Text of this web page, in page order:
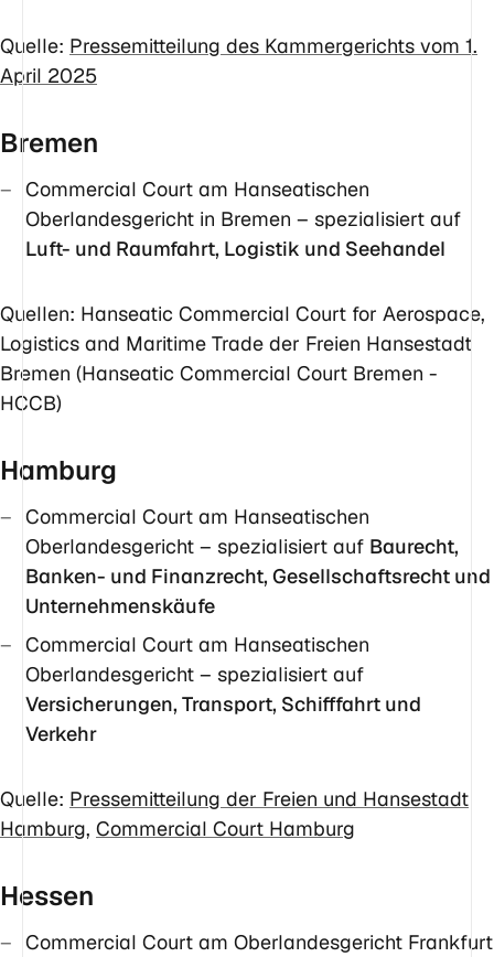
Quelle: Pressemitteilung des Kammergerichts vom 1.
April 2025
Bremen
Commercial Court am Hanseatischen
Oberlandesgericht in Bremen – spezialisiert auf
Luft- und Raumfahrt, Logistik und Seehandel
Quellen: Hanseatic Commercial Court for Aerospace,
Logistics and Maritime Trade der Freien Hansestadt
Bremen (Hanseatic Commercial Court Bremen -
HCCB)
Hamburg
Commercial Court am Hanseatischen
Oberlandesgericht – spezialisiert auf Baurecht,
Banken- und Finanzrecht, Gesellschaftsrecht und
Unternehmenskäufe
Commercial Court am Hanseatischen
Oberlandesgericht – spezialisiert auf
Versicherungen, Transport, Schifffahrt und
Verkehr
Quelle: Pressemitteilung der Freien und Hansestadt
Hamburg, Commercial Court Hamburg
Hessen
Commercial Court am Oberlandesgericht Frankfurt